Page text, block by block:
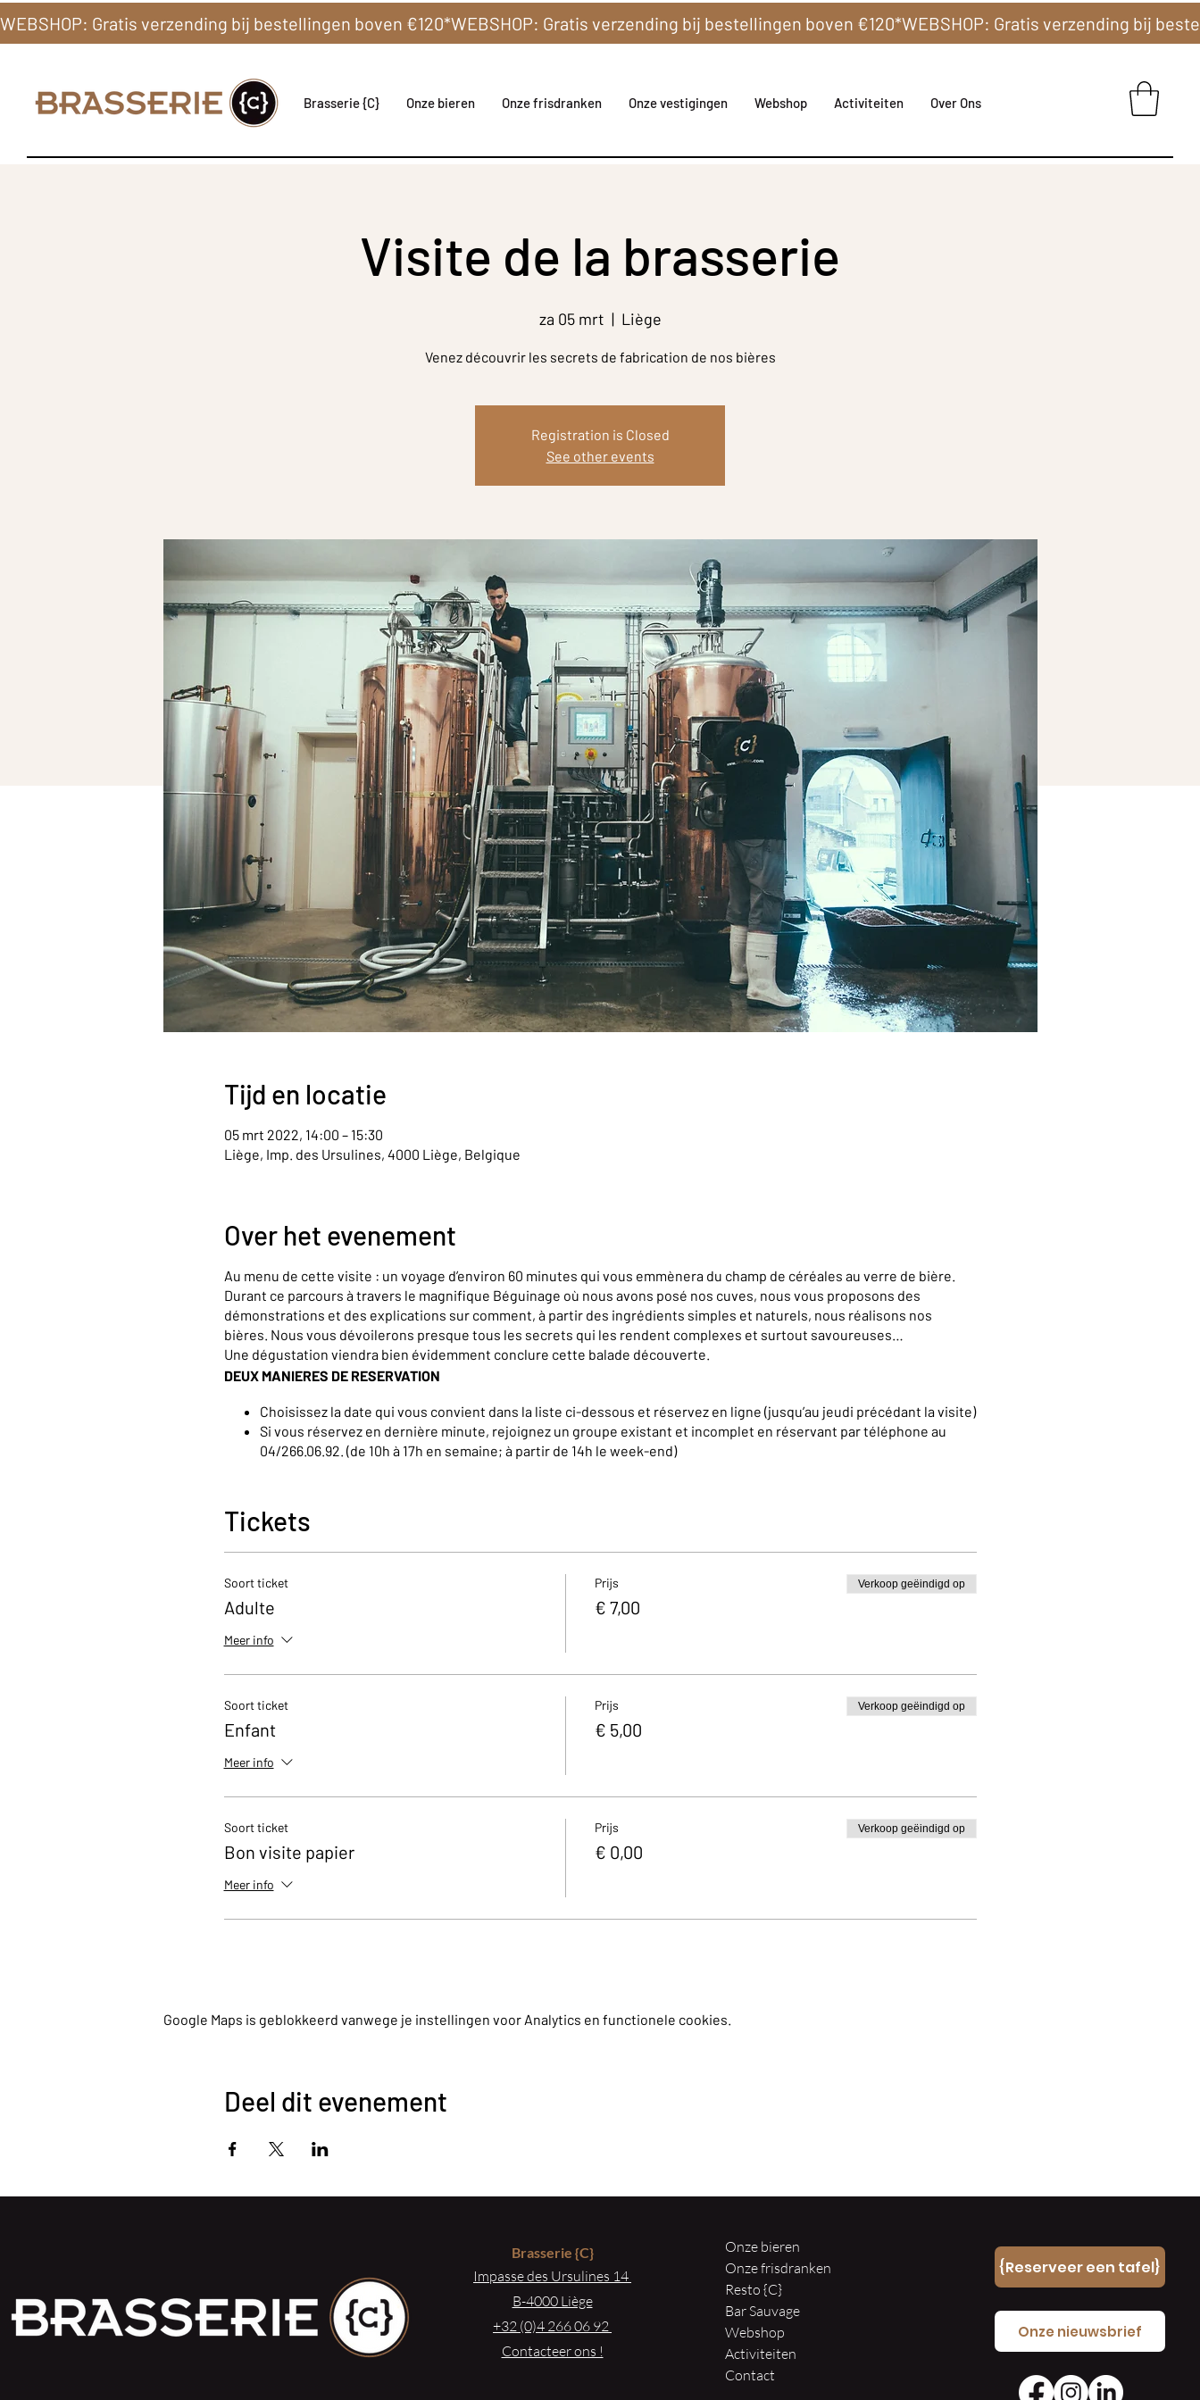
Brasserie {C} Onze bieren Onze frisdranken Onze vestigingen Webshop Activiteiten Over Ons
Visite de la brasserie
za 05 mrt
  |
Liège
Venez découvrir les secrets de fabrication de nos bières
Registration is Closed
See other events
Tijd en locatie
05 mrt 2022, 14:00 – 15:30
Liège, Imp. des Ursulines, 4000 Liège, Belgique
Over het evenement
Au menu de cette visite : un voyage d’environ 60 minutes qui vous emmènera du champ de céréales au verre de bière.
Durant ce parcours à travers le magnifique Béguinage où nous avons posé nos cuves, nous vous proposons des
démonstrations et des explications sur comment, à partir des ingrédients simples et naturels, nous réalisons nos
bières. Nous vous dévoilerons presque tous les secrets qui les rendent complexes et surtout savoureuses…
Une dégustation viendra bien évidemment conclure cette balade découverte.
DEUX MANIERES DE RESERVATION
Choisissez la date qui vous convient dans la liste ci-dessous et réservez en ligne (jusqu’au jeudi précédant la visite)
Si vous réservez en dernière minute, rejoignez un groupe existant et incomplet en réservant par téléphone au
04/266.06.92. (de 10h à 17h en semaine; à partir de 14h le week-end)
Tickets
Soort ticket
Adulte
Meer info
Prijs
€ 7,00
Verkoop geëindigd op
Soort ticket
Enfant
Meer info
Prijs
€ 5,00
Verkoop geëindigd op
Soort ticket
Bon visite papier
Meer info
Prijs
€ 0,00
Verkoop geëindigd op
Google Maps is geblokkeerd vanwege je instellingen voor Analytics en functionele cookies.
Deel dit evenement
Brasserie{C}
Impasse des Ursulines 14
B-4000 Liège
+32 (0)4 266 06 92
Contacteer ons !
Onze bieren
Onze frisdranken
Resto {C}
Bar Sauvage
Webshop
Activiteiten
Contact
{Reserveer een tafel}
Onze nieuwsbrief